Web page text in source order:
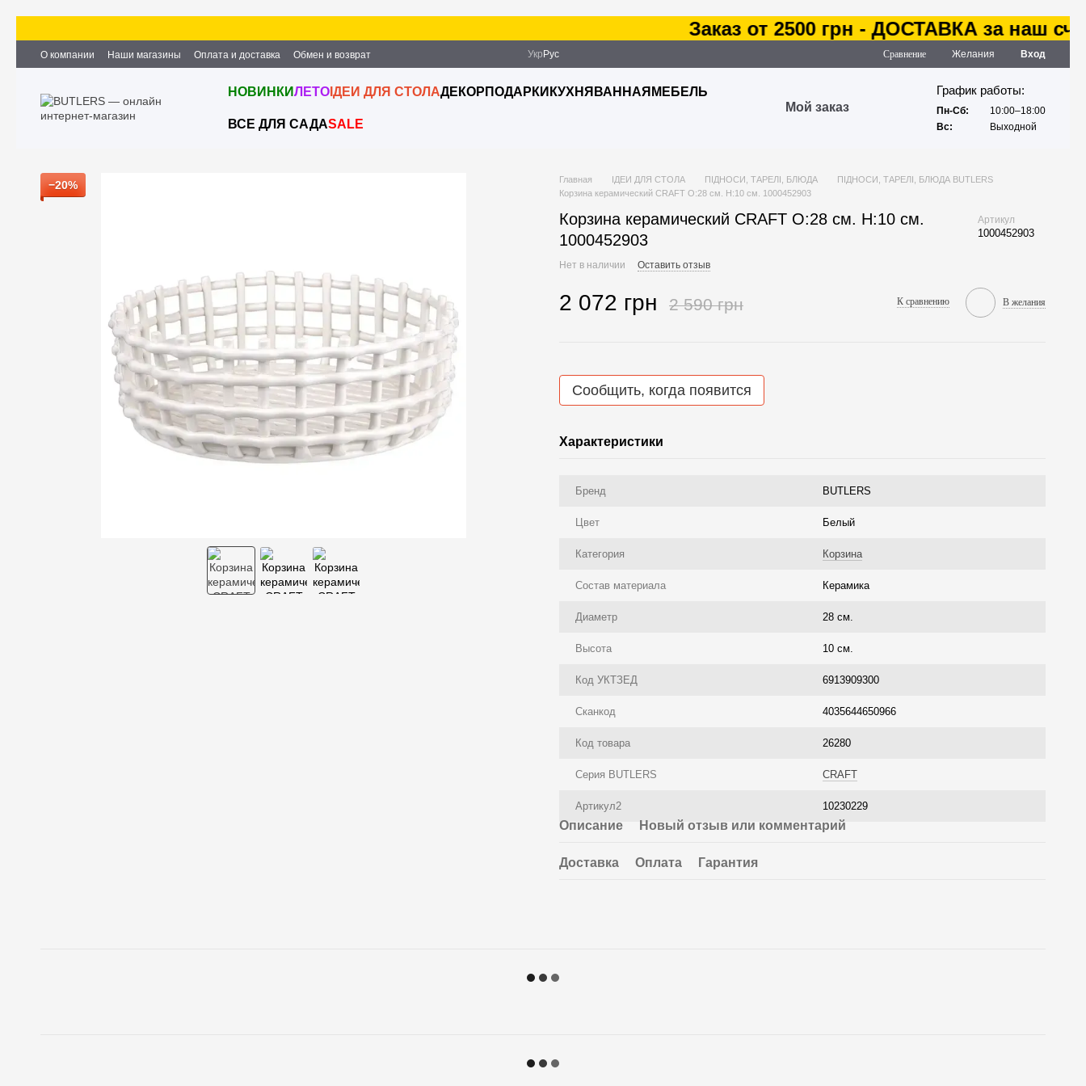
Заказ от 2500 грн - ДОСТАВКА за наш счет
О компании Наши магазины Оплата и доставка
Обмен и возврат
Партнёрство и сотрудничество
Вакансии Контактная информация
Укр Рус Сравнение Желания Вход
НОВИНКИЛЕТО ІДЕИ ДЛЯ СТОЛАДЕКОР ПОДАРКИ КУХНЯ ВАННАЯ МЕБЕЛЬ
ВСЕ ДЛЯ САДАSALE
Мой заказ
График работы:
Пн-Сб:
10:00–18:00
Вс:
Выходной
−20% Главная ІДЕИ ДЛЯ СТОЛА ПІДНОСИ, ТАРЕЛІ, БЛЮДА
ПІДНОСИ, ТАРЕЛІ, БЛЮДА BUTLERS
Корзина керамический CRAFT O:28 см. H:10 см. 1000452903
Корзина керамический CRAFT O:28 см. H:10 см.
1000452903
Артикул
1000452903
Нет в наличии Оставить отзыв
2 072 грн 2 590 грн К сравнению В желания
Сообщить, когда появится
Характеристики
Бренд BUTLERS
Цвет Белый
Категория Корзина
Состав материала Керамика
Диаметр 28 см.
Высота 10 см.
Код УКТЗЕД 6913909300
Сканкод 4035644650966
Код товара 26280
Серия BUTLERS CRAFT
Артикул2 10230229
Описание Новый отзыв или комментарий
Доставка Оплата Гарантия